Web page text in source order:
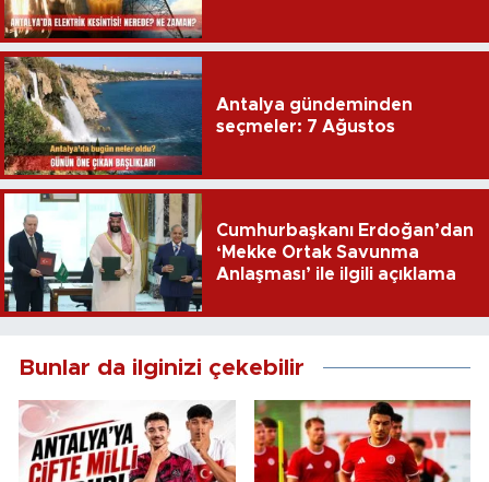
Antalya gündeminden
seçmeler: 7 Ağustos
Cumhurbaşkanı Erdoğan’dan
‘Mekke Ortak Savunma
Anlaşması’ ile ilgili açıklama
Bunlar da ilginizi çekebilir